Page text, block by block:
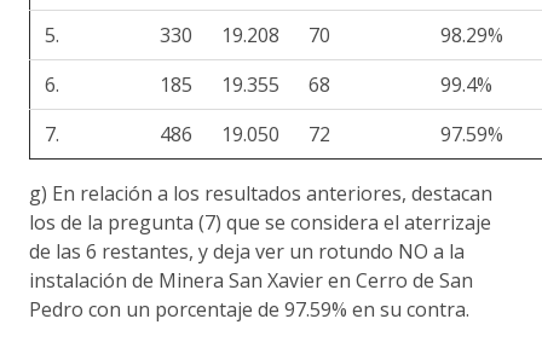
5.
330 19.208 70
98.29%
6.
185 19.355 68
99.4%
7.
486 19.050 72 97.59%
g) En relación a los resultados anteriores, destacan
los de la pregunta (7) que se considera el aterrizaje
de las 6 restantes, y deja ver un rotundo NO a la
instalación de Minera San Xavier en Cerro de San
Pedro con un porcentaje de 97.59% en su contra.